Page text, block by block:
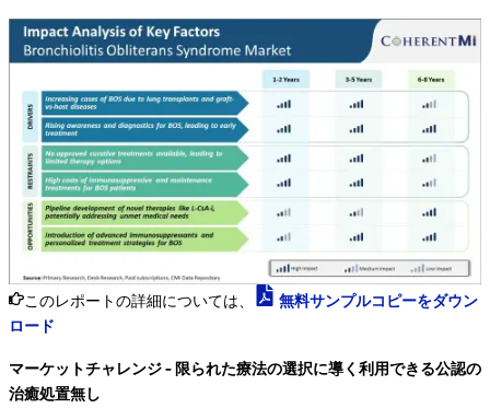
このレポートの詳細については、
無料サンプルコピーをダウン
ロード
マーケットチャレンジ - 限られた療法の選択に導く利用できる公認の
治癒処置無し